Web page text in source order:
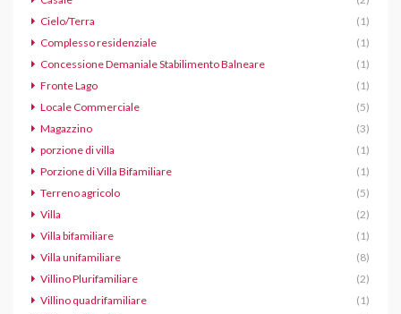
Cielo/Terra
(1)
Complesso residenziale
(1)
Concessione Demaniale Stabilimento Balneare
(1)
Fronte Lago
(1)
Locale Commerciale
(5)
Magazzino
(3)
porzione di villa
(1)
Porzione di Villa Bifamiliare
(1)
Terreno agricolo
(5)
Villa
(2)
Villa bifamiliare
(1)
Villa unifamiliare
(8)
Villino Plurifamiliare
(2)
Villino quadrifamiliare
(1)